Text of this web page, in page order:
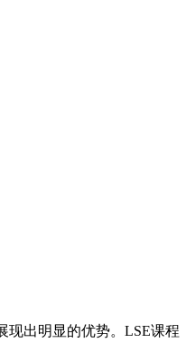
现出明显的优势。LSE课程